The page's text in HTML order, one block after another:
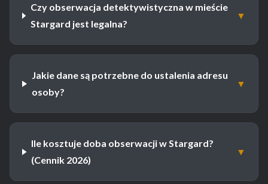
Czy obserwacja detektywistyczna w mieście
Stargard jest legalna?
▼
Jakie dane są potrzebne do ustalenia adresu
osoby?
▼
Ile kosztuje doba obserwacji w Stargard?
(Cennik 2026)
▼